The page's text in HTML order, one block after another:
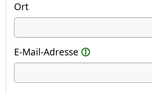
Ort
E-Mail-Adresse